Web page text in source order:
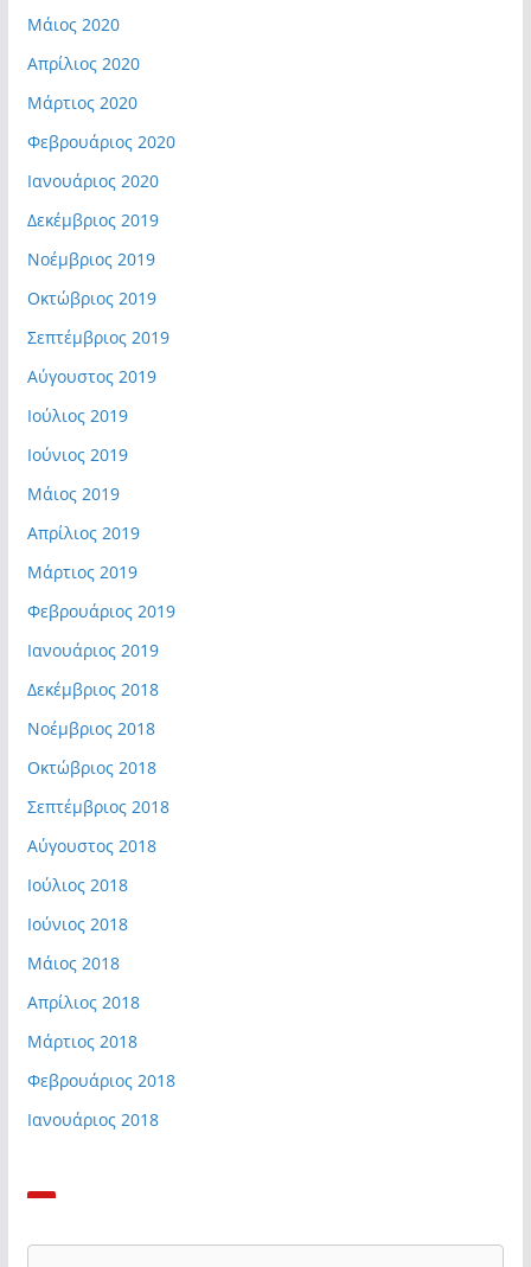
Μάιος 2020
Απρίλιος 2020
Μάρτιος 2020
Φεβρουάριος 2020
Ιανουάριος 2020
Δεκέμβριος 2019
Νοέμβριος 2019
Οκτώβριος 2019
Σεπτέμβριος 2019
Αύγουστος 2019
Ιούλιος 2019
Ιούνιος 2019
Μάιος 2019
Απρίλιος 2019
Μάρτιος 2019
Φεβρουάριος 2019
Ιανουάριος 2019
Δεκέμβριος 2018
Νοέμβριος 2018
Οκτώβριος 2018
Σεπτέμβριος 2018
Αύγουστος 2018
Ιούλιος 2018
Ιούνιος 2018
Μάιος 2018
Απρίλιος 2018
Μάρτιος 2018
Φεβρουάριος 2018
Ιανουάριος 2018